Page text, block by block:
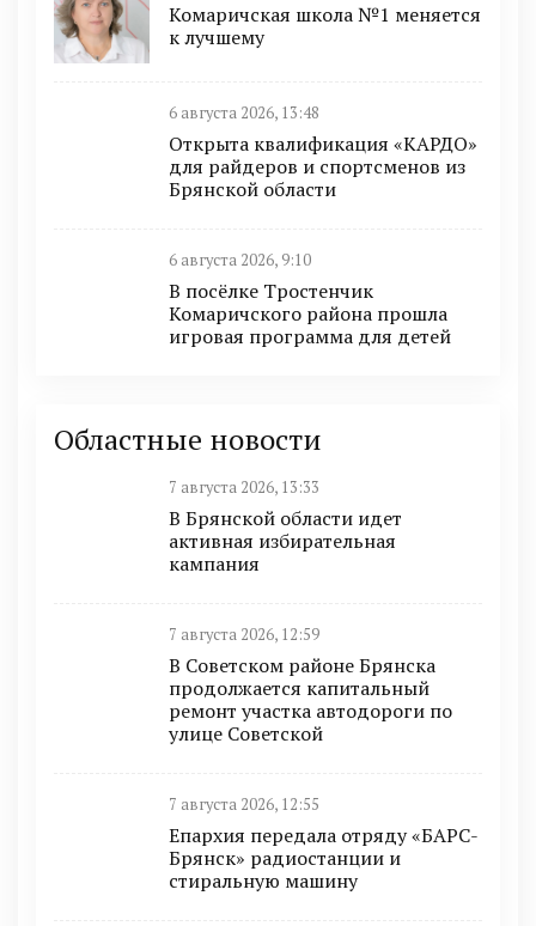
Комаричская школа №1 меняется
к лучшему
6 августа 2026, 13:48
Открыта квалификация «КАРДО»
для райдеров и спортсменов из
Брянской области
6 августа 2026, 9:10
В посёлке Тростенчик
Комаричского района прошла
игровая программа для детей
Областные новости
7 августа 2026, 13:33
В Брянской области идет
активная избирательная
кампания
7 августа 2026, 12:59
В Советском районе Брянска
продолжается капитальный
ремонт участка автодороги по
улице Советской
7 августа 2026, 12:55
Епархия передала отряду «БАРС-
Брянск» радиостанции и
стиральную машину